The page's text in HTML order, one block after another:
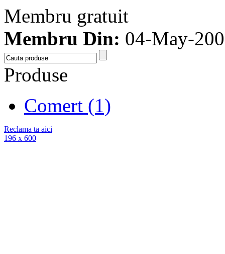
Membru gratuit
Membru Din: 04-May-
Produse
Comert (1)
Reclama ta aici
196 x 600